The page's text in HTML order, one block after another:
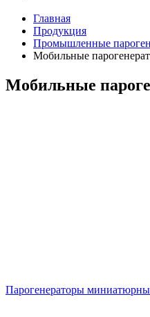
Главная
Продукция
Промышленные
Мобильные
Мобильные
Парогенераторы